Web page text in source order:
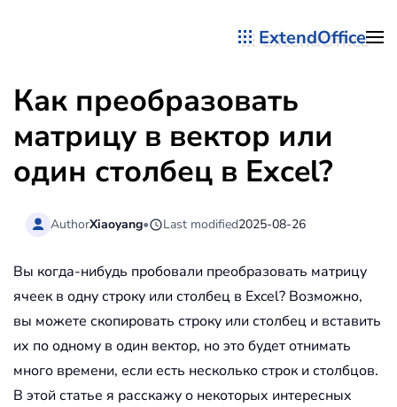
ExtendOffice
Как преобразовать
матрицу в вектор или
один столбец в Excel?
AuthorXiaoyang• Last modified2025-08-26
Вы когда-нибудь пробовали преобразовать матрицу
ячеек в одну строку или столбец в Excel? Возможно,
вы можете скопировать строку или столбец и вставить
их по одному в один вектор, но это будет отнимать
много времени, если есть несколько строк и столбцов.
В этой статье я расскажу о некоторых интересных